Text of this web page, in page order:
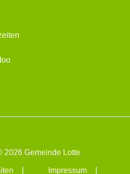
2026 Gemeinde Lotte
Impressum